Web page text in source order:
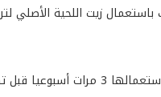
زيت اللحية الأصلي
على البشرة